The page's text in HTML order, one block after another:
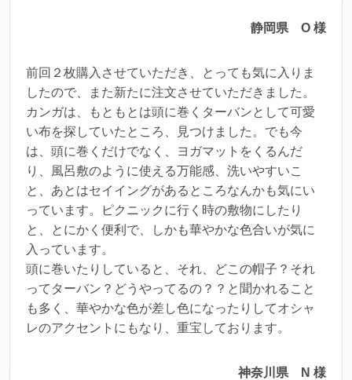
静岡県 O 様
前回２枚購入させていただき、とっても気に入りま
したので、また新たに注文させていただきました。
カンガは、もともとは頭に巻くターバンとして可愛
い布を探していたところ、見つけました。でも今
は、頭に巻くだけでなく、ヨガマットをくるんだ
り、風呂敷のように使える万能感、洗いやすいこ
と、あとはセイイングがあるところなんかも気にい
っています。ピクニックに行く時の敷物にしたり
と、とにかく便利で、しかも華やかな色合いが気に
入っています。
頭に巻いたりしていると、それ、どこの帽子？それ
ってターバン？どうやってるの？？と聞かれること
も多く、華やかな色が差し色になったりしてオシャ
レのアクセントにもなり、重宝しております。
神奈川県 N 様